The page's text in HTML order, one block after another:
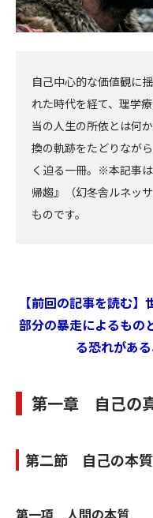
自己中心的な価値観に
れた時代を経て、理学
当の人生の所依とは何
換の軌跡をたどりなが
く迫る一冊。※本記事
帰趨』（幻冬舎ルネッ
ものです。
【前回の記事を読む
部分の暴走によるもの
る恐れがあ
第一章 自己の
第二節 自己の本質
第一項 人間の本質